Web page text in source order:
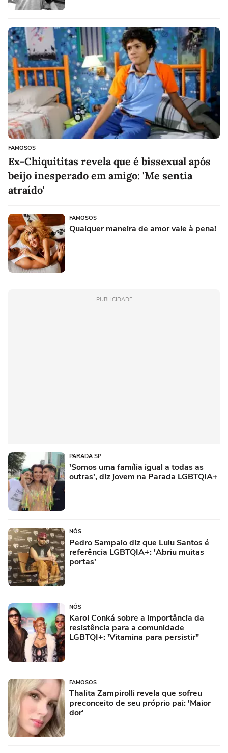
FAMOSOS
Ex-Chiquititas revela que é bissexual após
beijo inesperado em amigo: 'Me sentia
atraído'
FAMOSOS
Qualquer maneira de amor vale à pena!
PUBLICIDADE
PARADA SP
'Somos uma família igual a todas as
outras', diz jovem na Parada LGBTQIA+
NÓS
Pedro Sampaio diz que Lulu Santos é
referência LGBTQIA+: 'Abriu muitas
portas'
NÓS
Karol Conká sobre a importância da
resistência para a comunidade
LGBTQI+: 'Vitamina para persistir"
FAMOSOS
Thalita Zampirolli revela que sofreu
preconceito de seu próprio pai: 'Maior
dor'